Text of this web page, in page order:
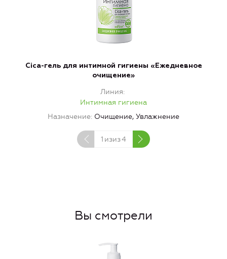
Cica-гель для интимной гигиены «Ежедневное
очищение»
Линия
Интимная гигиена
Назначение Очищение, Увлажнение
1 изиз4
Вы смотрели